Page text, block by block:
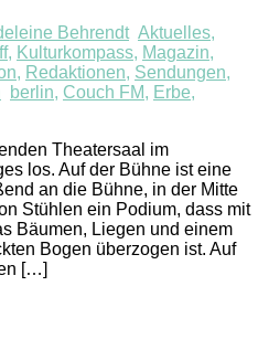
Behrendt Aktuelles,
, Kulturkompass, Magazin,
, Redaktionen, Sendungen,
berlin, Couch FM, Erbe,
Theatersaal im
los. Auf der Bühne ist eine
an die Bühne, in der Mitte
Stühlen ein Podium, dass mit
Bäumen, Liegen und einem
Bogen überzogen ist. Auf
[…]